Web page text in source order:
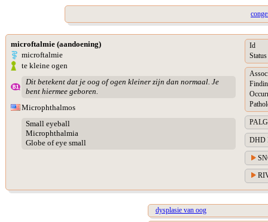
microftalmie (aandoening)
microftalmie
te kleine ogen
Dit betekent dat je oog of ogen kleiner zijn dan normaal. Je
bent hiermee geboren.
Microphthalmos
Small eyeball
Microphthalmia
Globe of eye small
Id
Status
DHD
dysplasie van oog